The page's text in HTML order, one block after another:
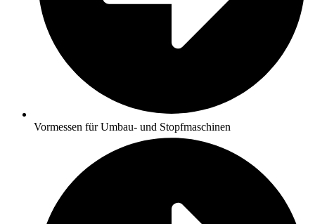
Vormessen für Umbau- und Stopfmaschinen